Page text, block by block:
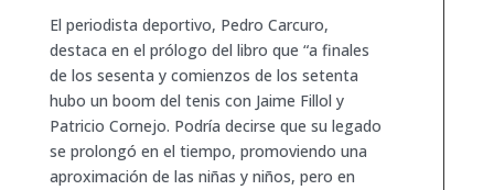
El periodista deportivo, Pedro Carcuro,
destaca en el prólogo del libro que “a finales
de los sesenta y comienzos de los setenta
hubo un boom del tenis con Jaime Fillol y
Patricio Cornejo. Podría decirse que su legado
se prolongó en el tiempo, promoviendo una
aproximación de las niñas y niños, pero en